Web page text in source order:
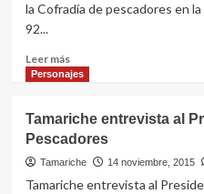
la Cofradía de pescadores en
92...
Leer másLeer
más
a
Don
Marcelino
Umpiérrez
Personajes
Tamariche entrevista al
Pescadores
Tamariche 14 noviembre, 2015
Tamariche entrevista al